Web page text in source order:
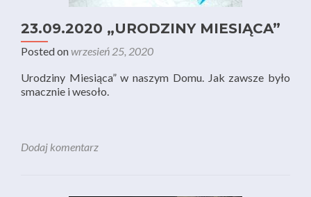
23.09.2020 „URODZINY MIESIĄCA”
Posted onwrzesień 25, 2020
Urodziny Miesiąca” w naszym Domu. Jak zawsze było
smacznie i wesoło.
Dodaj komentarz